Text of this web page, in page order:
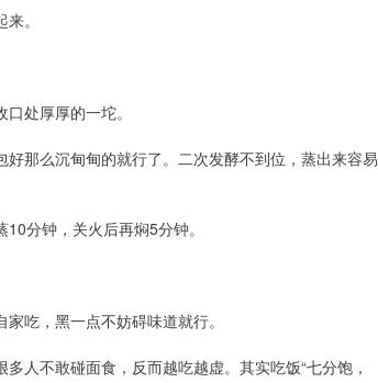
。
处厚厚的一坨。
那么沉甸甸的就行了。二次发酵不到位，蒸出来容易
分钟，关火后再焖5分钟。
吃，黑一点不妨碍味道就行。
人不敢碰面食，反而越吃越虚。其实吃饭“七分饱，